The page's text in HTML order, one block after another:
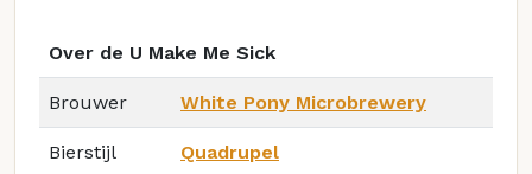
Over de U Make Me Sick
Brouwer White Pony Microbrewery
Bierstijl Quadrupel